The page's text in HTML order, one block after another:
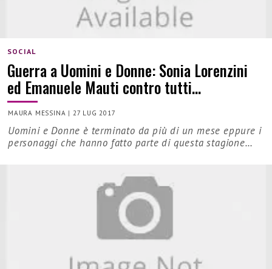
SOCIAL
Guerra a Uomini e Donne: Sonia Lorenzini
ed Emanuele Mauti contro tutti…
MAURA MESSINA | 27 LUG 2017
Uomini e Donne è terminato da più di un mese eppure i
personaggi che hanno fatto parte di questa stagione…